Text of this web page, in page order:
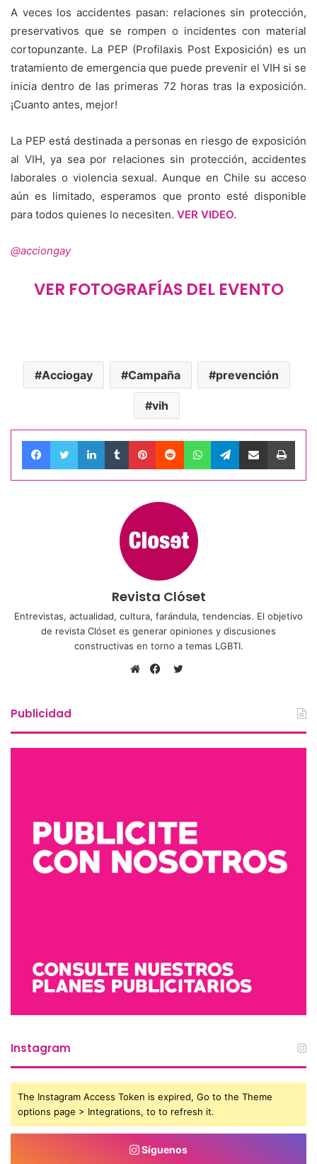
A veces los accidentes pasan: relaciones sin protección,
preservativos que se rompen o incidentes con material
cortopunzante. La PEP (Profilaxis Post Exposición) es un
tratamiento de emergencia que puede prevenir el VIH si se
inicia dentro de las primeras 72 horas tras la exposición.
¡Cuanto antes, mejor!
La PEP está destinada a personas en riesgo de exposición
al VIH, ya sea por relaciones sin protección, accidentes
laborales o violencia sexual. Aunque en Chile su acceso
aún es limitado, esperamos que pronto esté disponible
para todos quienes lo necesiten. VER VIDEO.
@acciongay
VER FOTOGRAFÍAS DEL EVENTO
Acciogay Campaña prevención
vih
FacebookTwitterLinkedInTumblrPinterestRedditWhatsAppTelegramCompartir por correo electrónico
Revista Clóset
Entrevistas, actualidad, cultura, farándula, tendencias. El objetivo
de revista Clóset es generar opiniones y discusiones
constructivas en torno a temas LGBTI.
Publicidad
Instagram
The Instagram Access Token is expired, Go to the Theme
options page > Integrations, to to refresh it.
Síguenos